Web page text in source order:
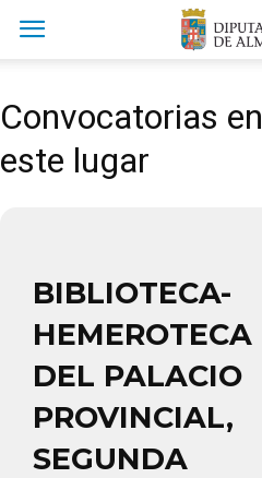
Convocatorias en
este lugar
BIBLIOTECA-
HEMEROTECA
DEL PALACIO
PROVINCIAL,
SEGUNDA